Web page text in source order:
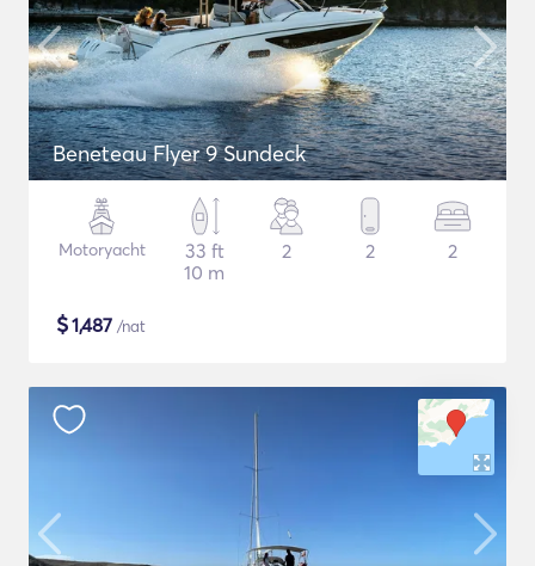
Beneteau Flyer 9 Sundeck
Motoryacht
33 ft
10 m
2 2 2
$1,487 /nat